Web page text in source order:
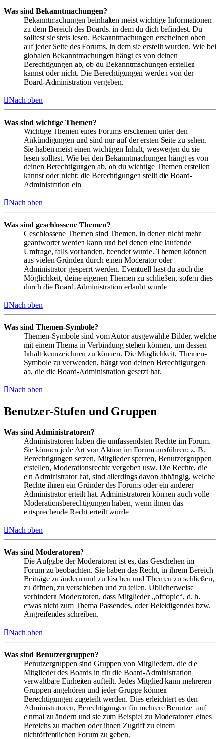
Was sind Bekanntmachungen?
Bekanntmachungen beinhalten meist wichtige Informationen
zu dem Bereich des Boards, in dem du dich befindest. Du
solltest sie stets lesen. Bekanntmachungen erscheinen oben
auf jeder Seite des Forums, in dem sie erstellt wurden. Wie bei
globalen Bekanntmachungen hängt es von deinen
Berechtigungen ab, ob du Bekanntmachungen erstellen
kannst oder nicht. Die Berechtigungen werden von der
Board-Administration vergeben.
Nach oben
Was sind wichtige Themen?
Wichtige Themen eines Forums erscheinen unter den
Ankündigungen und sind nur auf der ersten Seite zu sehen.
Sie haben meist einen wichtigen Inhalt, weswegen du sie
lesen solltest. Wie bei den Bekanntmachungen hängt es von
deinen Berechtigungen ab, ob du wichtige Themen erstellen
kannst oder nicht; die Berechtigungen stellt die Board-
Administration ein.
Nach oben
Was sind geschlossene Themen?
Geschlossene Themen sind Themen, in denen nicht mehr
geantwortet werden kann und bei denen eine laufende
Umfrage, falls vorhanden, beendet wurde. Themen können
aus vielen Gründen durch einen Moderator oder
Administrator gesperrt werden. Eventuell hast du auch die
Möglichkeit, deine eigenen Themen zu schließen, sofern dies
durch die Board-Administration erlaubt wurde.
Nach oben
Was sind Themen-Symbole?
Themen-Symbole sind vom Autor ausgewählte Bilder, welche
mit einem Thema in Verbindung stehen können, um dessen
Inhalt kennzeichnen zu können. Die Möglichkeit, Themen-
Symbole zu verwenden, hängt von deinen Berechtigungen
ab, die die Board-Administration gesetzt hat.
Nach oben
Benutzer-Stufen und Gruppen
Was sind Administratoren?
Administratoren haben die umfassendsten Rechte im Forum.
Sie können jede Art von Aktion im Forum ausführen; z. B.
Berechtigungen setzen, Mitglieder sperren, Benutzergruppen
erstellen, Moderationsrechte vergeben usw. Die Rechte, die
ein Administrator hat, sind allerdings davon abhängig, welche
Rechte ihnen ein Gründer des Forums oder ein anderer
Administrator erteilt hat. Administratoren können auch volle
Moderationsberechtigungen haben, wenn ihnen das
entsprechende Recht erteilt wurde.
Nach oben
Was sind Moderatoren?
Die Aufgabe der Moderatoren ist es, das Geschehen im
Forum zu beobachten. Sie haben das Recht, in ihrem Bereich
Beiträge zu ändern und zu löschen und Themen zu schließen,
zu öffnen, zu verschieben und zu teilen. Üblicherweise
verhindern Moderatoren, dass Mitglieder „offtopic“, d. h.
etwas nicht zum Thema Passendes, oder Beleidigendes bzw.
Angreifendes schreiben.
Nach oben
Was sind Benutzergruppen?
Benutzergruppen sind Gruppen von Mitgliedern, die die
Mitglieder des Boards in für die Board-Administration
verwaltbare Einheiten aufteilt. Jedes Mitglied kann mehreren
Gruppen angehören und jeder Gruppe können
Berechtigungen zugeteilt werden. Dies erleichtert es den
Administratoren, Berechtigungen für mehrere Benutzer auf
einmal zu ändern und sie zum Beispiel zu Moderatoren eines
Bereichs zu machen oder ihnen Zugriff zu einem
nichtöffentlichen Forum zu geben.